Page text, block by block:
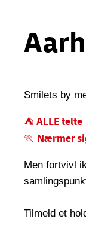
Smilets by
⛺ ALLE telte
🏃 Nærmer
Men fortvivl
Tilmeld et